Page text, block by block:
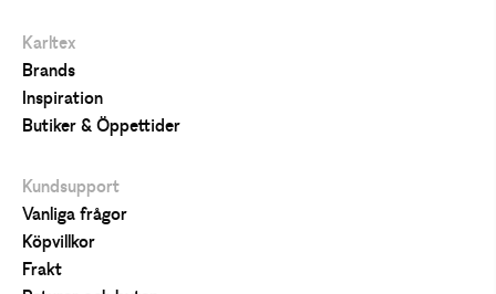
Karltex
Brands
Inspiration
Butiker & Öppettider
Kundsupport
Vanliga frågor
Köpvillkor
Frakt